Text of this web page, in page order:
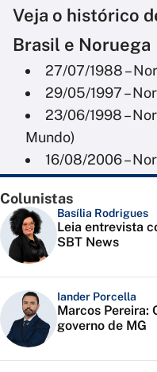
Veja o histórico
Brasil e Noruega
27/07/1988 –
29/05/1997 –
23/06/1998 –
Mundo)
16/08/2006 –
Colunistas
Basília Rodrigues
Leia entrevista
SBT News
Iander Porcella
Marcos Pereira:
governo de MG